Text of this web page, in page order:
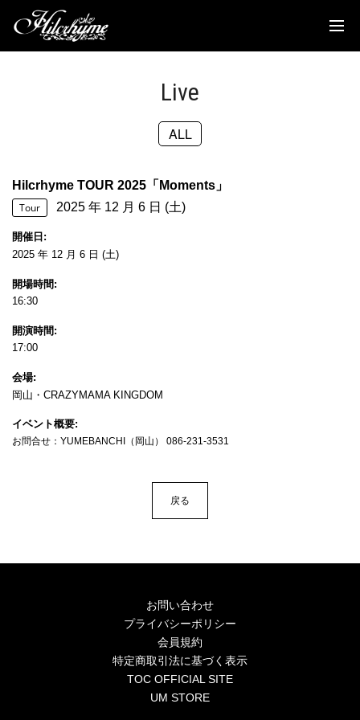
Discography
Biography
Contact us
Live
ALL
Hilcrhyme TOUR 2025「Moments」
Tour 2025 年 12 月 6 日 (土)
開催日
2025 年 12 月 6 日 (土)
開場時間
16:30
開演時間
17:00
会場
岡山・CRAZYMAMA KINGDOM
イベント概要
お問合せ：YUMEBANCHI（岡山） 086-231-3531
戻る
お問い合わせ
プライバシーポリシー
会員規約
特定商取引法に基づく表示
TOC OFFICIAL SITE
UM STORE